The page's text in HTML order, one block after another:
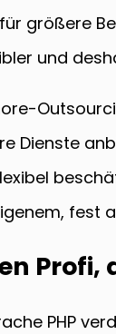
größere
und
Dienste
fest
Profi,
PHP